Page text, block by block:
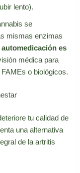
lento).
se
mismas enzimas
automedicación es
médica para
o biológicos.
tu calidad de
una alternativa
de la artritis